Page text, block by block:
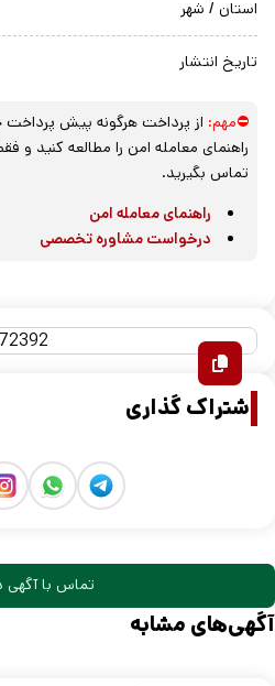
استان / شهر
تاریخ انتشار
⛔مهم: از پرداخت هرگونه پیش
راهنمای معامله امن را مطالعه کنید و
تماس بگیرید.
راهنمای معامله امن
درخواست مشاوره تخصصی
اشتراک گذاری
تماس با آگهی
آگهی‌های مشابه